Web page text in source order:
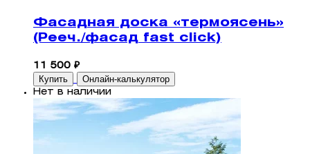
Фасадная доска «термоясень»
(Рееч./фасад fast click)
11 500 ₽
Купить Онлайн-калькулятор
Нет в наличии